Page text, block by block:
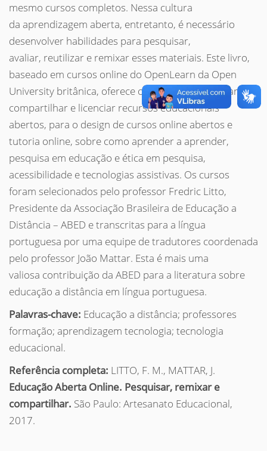
mesmo cursos completos. Nessa cultura
da aprendizagem aberta, entretanto, é necessário
desenvolver habilidades para pesquisar,
avaliar, reutilizar e remixar esses materiais. Este livro,
baseado em cursos online do OpenLearn da Open
University britânica, oferece orientações para criar,
compartilhar e licenciar recursos educacionais
abertos, para o design de cursos online abertos e
tutoria online, sobre como aprender a aprender,
pesquisa em educação e ética em pesquisa,
acessibilidade e tecnologias assistivas. Os cursos
foram selecionados pelo professor Fredric Litto,
Presidente da Associação Brasileira de Educação a
Distância – ABED e transcritas para a língua
portuguesa por uma equipe de tradutores coordenada
pelo professor João Mattar. Esta é mais uma
valiosa contribuição da ABED para a literatura sobre
educação a distância em língua portuguesa.
Palavras-chave: Educação a distância; professores
formação; aprendizagem tecnologia; tecnologia
educacional.
Referência completa: LITTO, F. M., MATTAR, J.
Educação Aberta Online. Pesquisar, remixar e
compartilhar. São Paulo: Artesanato Educacional,
2017.